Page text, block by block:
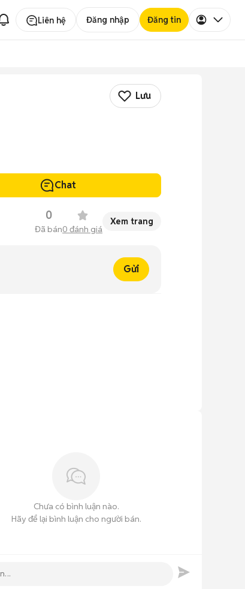
Liên hệ Đăng nhập Đăng tin
Lưu
Chat
0
Đã bán0 đánh giá
Xem trang
Gửi
Chưa có bình luận nào.
Hãy để lại bình luận cho người bán.